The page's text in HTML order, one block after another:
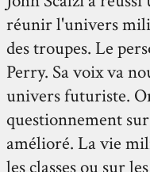
réunir l'univers
des troupes. Le
Perry. Sa voix va
univers futuriste.
questionnement
amélioré. La vie
les classes ou sur